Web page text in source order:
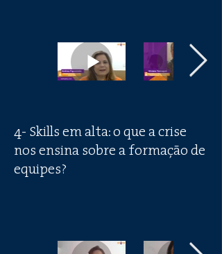
4- Skills em alta: o que a crise
nos ensina sobre a formação de
equipes?